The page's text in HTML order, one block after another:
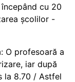
cu 20
școlilor -
O profesoară a
iar după
la 8.70 / Astfel